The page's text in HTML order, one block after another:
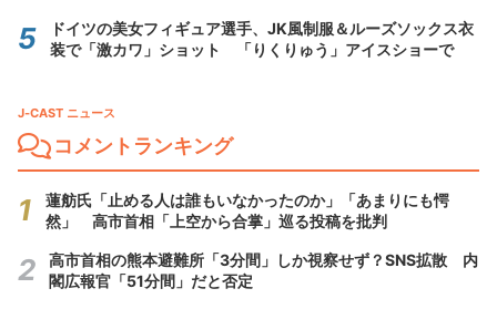
ドイツの美女フィギュア選手、JK風制服＆ルーズソックス衣
装で「激カワ」ショット 「りくりゅう」アイスショーで
J-CAST ニュース
コメントランキング
蓮舫氏「止める人は誰もいなかったのか」「あまりにも愕
然」 高市首相「上空から合掌」巡る投稿を批判
高市首相の熊本避難所「3分間」しか視察せず？SNS拡散 内
閣広報官「51分間」だと否定